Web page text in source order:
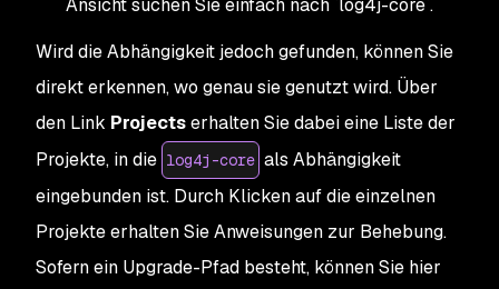
Ansicht suchen Sie einfach nach `log4j-core`.
Wird die Abhängigkeit jedoch gefunden, können Sie
direkt erkennen, wo genau sie genutzt wird. Über
den Link Projectserhalten Sie dabei eine Liste der
Projekte, in die log4j-core als Abhängigkeit
eingebunden ist. Durch Klicken auf die einzelnen
Projekte erhalten Sie Anweisungen zur Behebung.
Sofern ein Upgrade-Pfad besteht, können Sie hier